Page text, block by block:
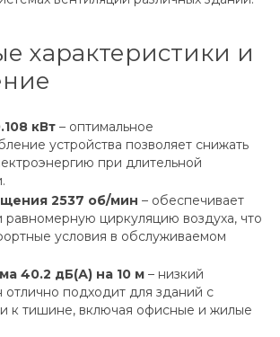
характеристики и
кВт – оптимальное
устройства позволяет снижать
при длительной
2537 об/мин – обеспечивает
равномерную циркуляцию воздуха, что
условия в обслуживаемом
40.2 дБ(А) на 10 м – низкий
отлично подходит для зданий с
к тишине, включая офисные и жилые